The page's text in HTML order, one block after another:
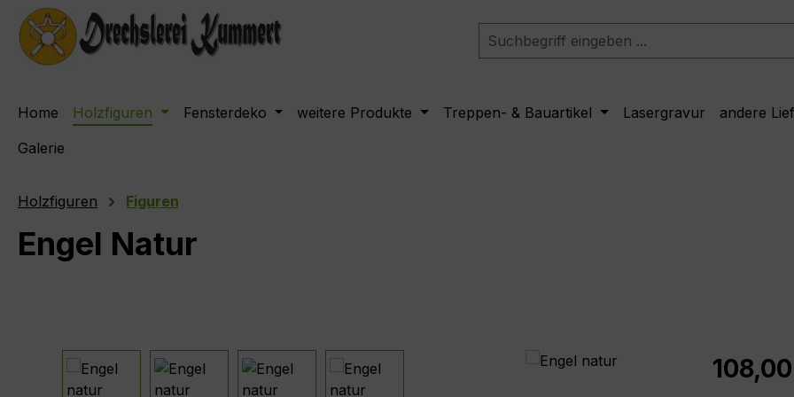
Hauptinhalt springen
Zur Suche springen
Zur Hauptnavigation springen
Home Holzfiguren Fensterdeko weitere Produkte Treppen- & Bauartikel Lasergravur andere
Galerie
Holzfiguren Figuren
Engel Natur
Bildergalerie überspringen Regulärer